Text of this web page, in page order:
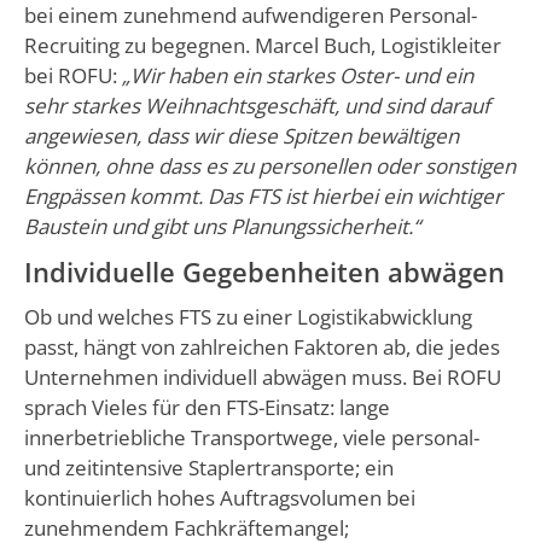
bei einem zunehmend aufwendigeren Personal-
Recruiting zu begegnen. Marcel Buch, Logistikleiter
bei ROFU: „Wir haben ein starkes Oster- und ein
sehr starkes Weihnachtsgeschäft, und sind darauf
angewiesen, dass wir diese Spitzen bewältigen
können, ohne dass es zu personellen oder sonstigen
Engpässen kommt. Das FTS ist hierbei ein wichtiger
Baustein und gibt uns Planungssicherheit.“
Individuelle Gegebenheiten abwägen
Ob und welches FTS zu einer Logistikabwicklung
passt, hängt von zahlreichen Faktoren ab, die jedes
Unternehmen individuell abwägen muss. Bei ROFU
sprach Vieles für den FTS-Einsatz: lange
innerbetriebliche Transportwege, viele personal-
und zeitintensive Staplertransporte; ein
kontinuierlich hohes Auftragsvolumen bei
zunehmendem Fachkräftemangel;